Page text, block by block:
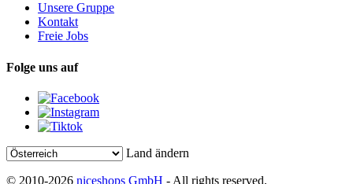
Unsere Gruppe
Kontakt
Freie Jobs
Folge uns auf
Land ändern
© 2010-2026 niceshops GmbH - All rights reserved.